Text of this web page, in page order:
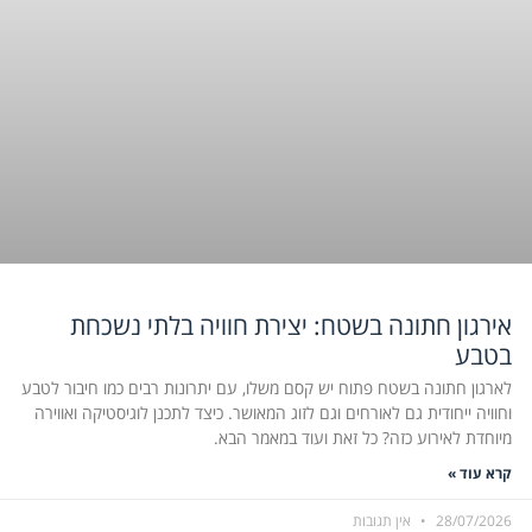
אירגון חתונה בשטח: יצירת חוויה בלתי נשכחת
בטבע
לארגון חתונה בשטח פתוח יש קסם משלו, עם יתרונות רבים כמו חיבור לטבע
וחוויה ייחודית גם לאורחים וגם לזוג המאושר. כיצד לתכנן לוגיסטיקה ואווירה
מיוחדת לאירוע כזה? כל זאת ועוד במאמר הבא.
קרא עוד »
28/07/2026 אין תגובות